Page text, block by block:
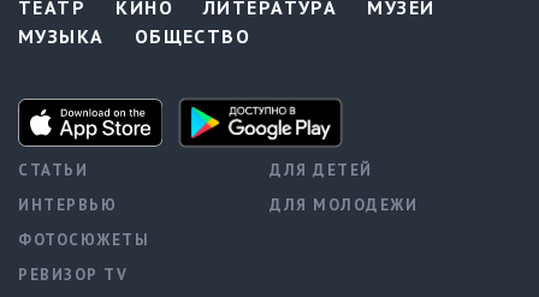
ТЕАТР КИНО ЛИТЕРАТУРА
МУЗЕИ
МУЗЫКА
ОБЩЕСТВО
СТАТЬИ
ИНТЕРВЬЮ
ФОТОСЮЖЕТЫ
РЕВИЗОР TV
ДЛЯ ДЕТЕЙ
ДЛЯ МОЛОДЕЖИ